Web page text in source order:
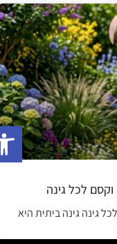
לכל גינה
גינה גינה ביתית היא